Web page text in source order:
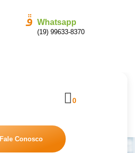
Whatsapp
(19) 99633-8370
0
Fale Conosco